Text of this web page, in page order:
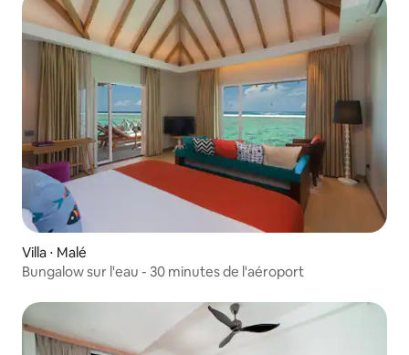
Villa ⋅ Malé
Bungalow sur l'eau - 30 minutes de l'aéroport